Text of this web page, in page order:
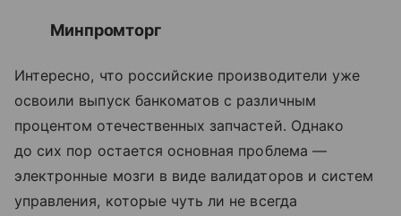
Минпромторг
Интересно, что российские производители уже
освоили выпуск банкоматов с различным
процентом отечественных запчастей. Однако
до сих пор остается основная проблема —
электронные мозги в виде валидаторов и систем
управления, которые чуть ли не всегда